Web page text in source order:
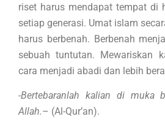
riset harus mendapat tempat di
setiap generasi. Umat islam
harus berbenah. Berbenah
sebuah tuntutan. Mewariskan
cara menjadi abadi dan lebih
-Bertebaranlah kalian di muka
Allah.– (Al-Qur’an).